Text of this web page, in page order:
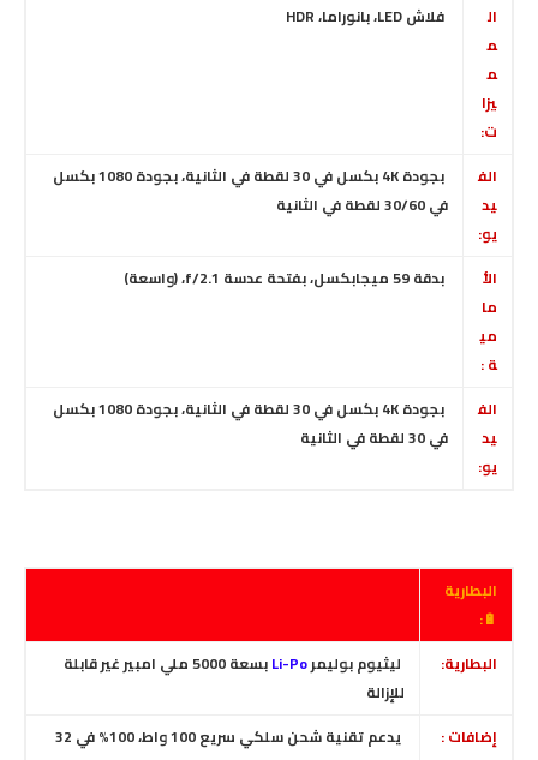
ال
م
م
يزا
ت:
فلاش LED ، بانوراما، HDR
الف
يد
يو:
بجودة 4K بكسل في 30 لقطة في الثانية، بجودة 1080 بكسل
في 30/60 لقطة في الثانية
الأ
ما
مي
ة :
بدقة 59 ميجابكسل، بفتحة عدسة f/2.1 ،(واسعة)
الف
يد
يو:
بجودة 4K بكسل في 30 لقطة في الثانية، بجودة 1080 بكسل
في 30 لقطة في الثانية
البطارية
🔋:
البطارية:
ليثيوم بوليمرLi-Po
بسعة 5000 ملي امبير غير قابلة
للإزالة
إضافات :
يدعم تقنية شحن سلكي سريع 100 واط، 100% في 32